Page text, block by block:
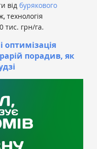
від бурякового
технологія
тис. грн/га.
оптимізація
порадив, як